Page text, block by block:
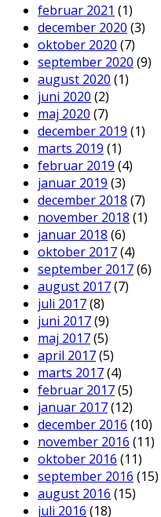
februar 2021 (1)
december 2020 (3)
oktober 2020 (7)
september 2020 (9)
august 2020 (1)
juni 2020 (2)
maj 2020 (7)
december 2019 (1)
marts 2019 (1)
februar 2019 (4)
januar 2019 (3)
december 2018 (7)
november 2018 (1)
januar 2018 (6)
oktober 2017(4)
september 2017(6)
august 2017(7)
juli 2017(8)
juni 2017(9)
maj 2017(5)
april 2017(5)
marts 2017(4)
februar 2017(5)
januar 2017(12)
december 2016 (10)
november 2016 (11)
oktober 2016 (11)
september 2016 (15)
august 2016 (15)
juli 2016 (18)